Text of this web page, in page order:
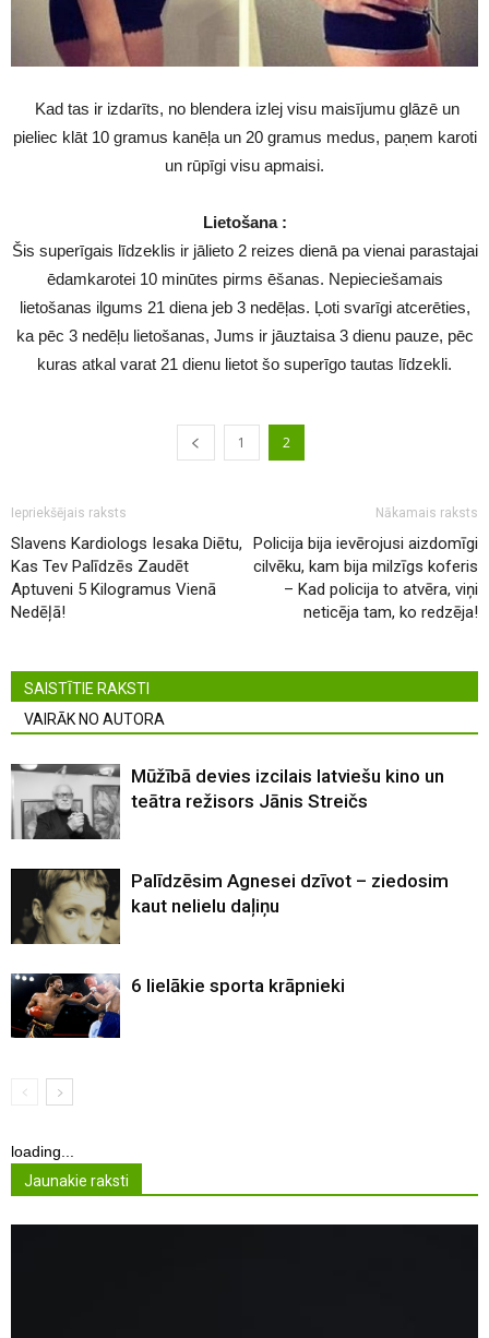
Kad tas ir izdarīts, no blendera izlej visu maisījumu glāzē un
pieliec klāt 10 gramus kanēļa un 20 gramus medus, paņem karoti
un rūpīgi visu apmaisi.
Lietošana :
Šis superīgais līdzeklis ir jālieto 2 reizes dienā pa vienai parastajai
ēdamkarotei 10 minūtes pirms ēšanas. Nepieciešamais
lietošanas ilgums 21 diena jeb 3 nedēļas. Ļoti svarīgi atcerēties,
ka pēc 3 nedēļu lietošanas, Jums ir jāuztaisa 3 dienu pauze, pēc
kuras atkal varat 21 dienu lietot šo superīgo tautas līdzekli.
1 2
Iepriekšējais raksts
Slavens Kardiologs Iesaka Diētu,
Kas Tev Palīdzēs Zaudēt
Aptuveni 5 Kilogramus Vienā
Nedēļā!
Nākamais raksts
Policija bija ievērojusi aizdomīgi
cilvēku, kam bija milzīgs koferis
– Kad policija to atvēra, viņi
neticēja tam, ko redzēja!
SAISTĪTIE RAKSTI
VAIRĀK NO AUTORA
Mūžībā devies izcilais latviešu kino un
teātra režisors Jānis Streičs
Palīdzēsim Agnesei dzīvot – ziedosim
kaut nelielu daļiņu
6 lielākie sporta krāpnieki
loading...
Jaunakie raksti